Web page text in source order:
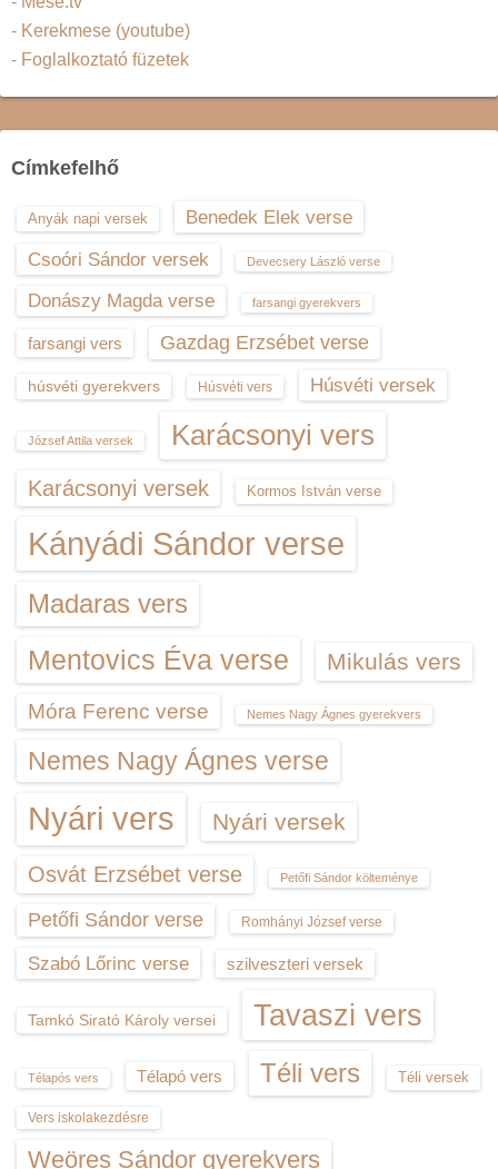
- Kerekmese (youtube)
- Foglalkoztató füzetek
Címkefelhő
Anyák napi versek
Benedek Elek verse
Csoóri Sándor versek
Devecsery László verse
Donászy Magda verse farsangi gyerekvers
farsangi vers Gazdag Erzsébet verse
húsvéti gyerekvers Húsvéti vers Húsvéti versek
József Attila versek Karácsonyi vers
Karácsonyi versek Kormos István verse
Kányádi Sándor verse
Madaras vers
Mentovics Éva verse Mikulás vers
Móra Ferenc verse Nemes Nagy Ágnes gyerekvers
Nemes Nagy Ágnes verse
Nyári vers Nyári versek
Osvát Erzsébet verse Petőfi Sándor költeménye
Petőfi Sándor verse Romhányi József verse
Szabó Lőrinc verse szilveszteri versek
Tamkó Sirató Károly versei Tavaszi vers
Télapós vers Télapó vers Téli vers Téli versek
Vers iskolakezdésre
Weöres Sándor gyerekvers